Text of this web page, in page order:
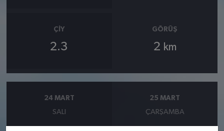
ÇIY
2.3
GÖRÜŞ
2 km
24 MART
SALI
25 MART
ÇARŞAMBA